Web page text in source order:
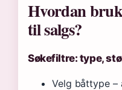
Hvordan
til salgs?
Søkefiltre: type,
Velg båttype –